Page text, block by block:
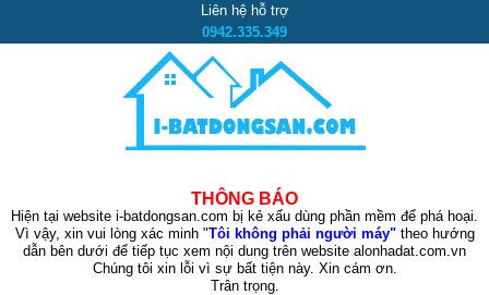
Liên hệ hỗ trợ
0942.335.349
THÔNG BÁO
Hiện tại website i-batdongsan.com bị kẻ xấu dùng phần mềm để phá hoại.
Vì vậy, xin vui lòng xác minh "Tôi không phải người máy"theo hướng
dẫn bên dưới để tiếp tục xem nội dung trên website alonhadat.com.vn
Chúng tôi xin lỗi vì sự bất tiện này. Xin cám ơn.
Trân trọng.